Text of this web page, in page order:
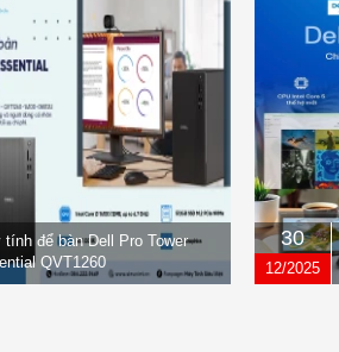
tính để bàn Dell Pro Tower
QVT1260
30
12/2025